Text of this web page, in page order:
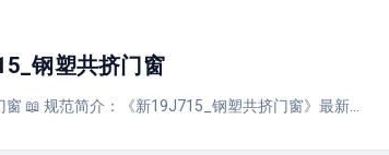
钢塑共挤门窗
📖 规范简介：《新19J715_钢塑共挤门窗》最新…